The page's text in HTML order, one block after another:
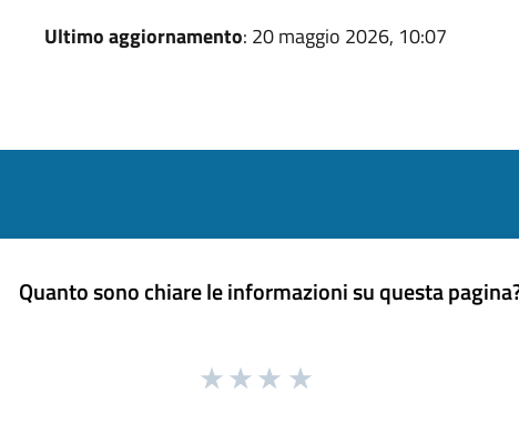
Ultimo aggiornamento: 20 maggio 2026, 10:07
Quanto sono chiare le informazioni su questa